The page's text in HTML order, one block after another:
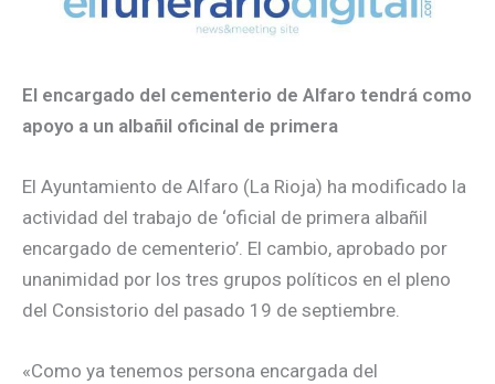
El encargado del cementerio de Alfaro tendrá como
apoyo a un albañil oficinal de primera
El Ayuntamiento de Alfaro (La Rioja) ha modificado la
actividad del trabajo de ‘oficial de primera albañil
encargado de cementerio’. El cambio, aprobado por
unanimidad por los tres grupos políticos en el pleno
del Consistorio del pasado 19 de septiembre.
«Como ya tenemos persona encargada del